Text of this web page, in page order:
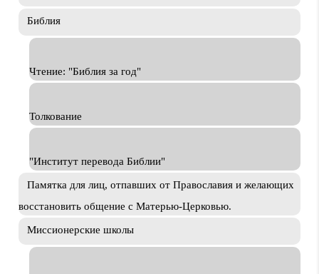
Библия
Чтение: "Библия за год"
Толкование
"Институт перевода Библии"
Памятка для лиц, отпавших от Православия и желающих
восстановить общение с Матерью-Церковью.
Миссионерские школы